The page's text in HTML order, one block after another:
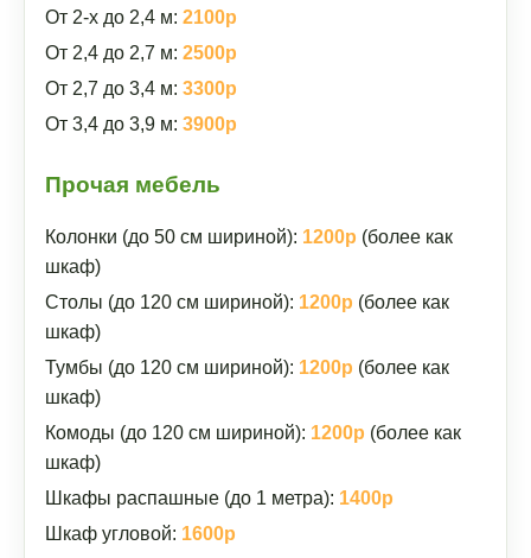
От 2-х до 2,4 м: 2100р
От 2,4 до 2,7 м: 2500р
От 2,7 до 3,4 м: 3300р
От 3,4 до 3,9 м: 3900р
Прочая мебель
Колонки (до 50 см шириной): 1200р (более как
шкаф)
Столы (до 120 см шириной): 1200р (более как
шкаф)
Тумбы (до 120 см шириной): 1200р (более как
шкаф)
Комоды (до 120 см шириной): 1200р (более как
шкаф)
Шкафы распашные (до 1 метра): 1400р
Шкаф угловой: 1600р